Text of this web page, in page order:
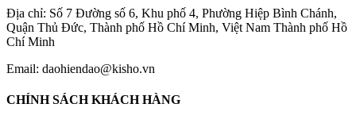
Địa chỉ: Số 7 Đường số 6, Khu phố 4, Phường Hiệp Bình Chánh,
Quận Thủ Đức, Thành phố Hồ Chí Minh, Việt Nam Thành phố Hồ
Chí Minh
Email: daohiendao@kisho.vn
CHÍNH SÁCH KHÁCH HÀNG